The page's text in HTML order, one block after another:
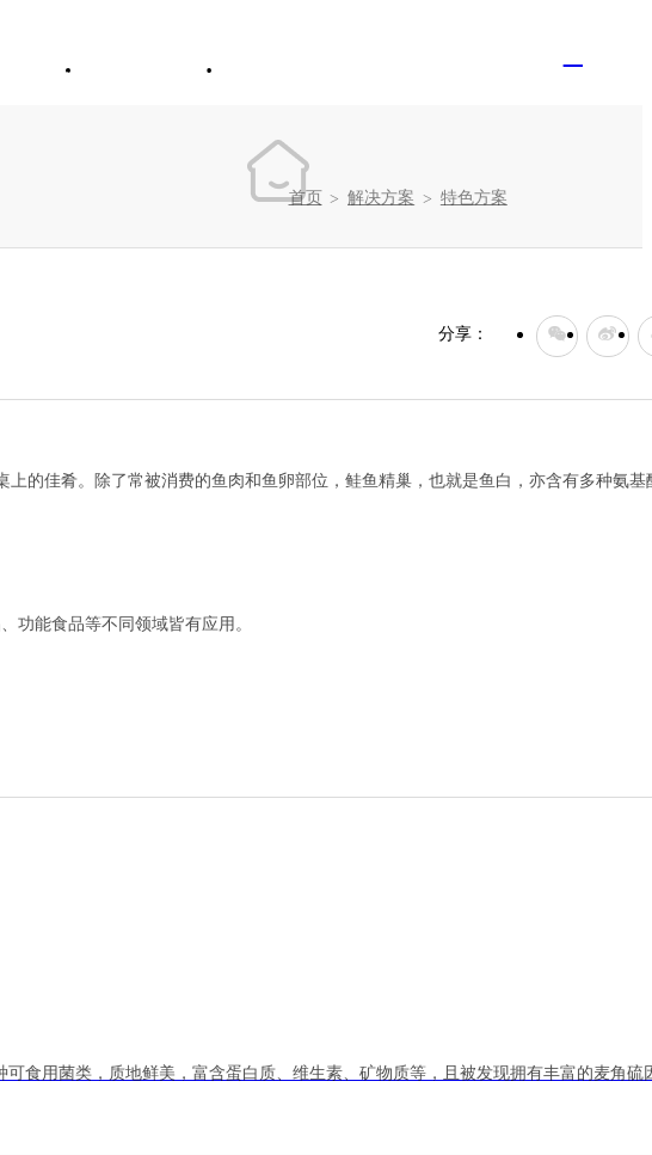
新闻资讯 联系我们
首页 > 解决方案 > 特色方案
分享：
的佳肴。除了常被消费的鱼肉和鱼卵部位，鲑鱼精巢，也就是鱼白，亦含有多种氨基
功能食品等不同领域皆有应用。
食用菌类，质地鲜美，富含蛋白质、维生素、矿物质等，且被发现拥有丰富的麦角硫